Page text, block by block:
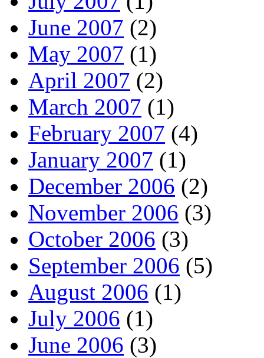
June 2007 (2)
May 2007 (1)
April 2007 (2)
March 2007 (1)
February 2007 (4)
January 2007 (1)
December 2006 (2)
November 2006 (3)
October 2006 (3)
September 2006 (5)
August 2006 (1)
July 2006 (1)
June 2006 (3)